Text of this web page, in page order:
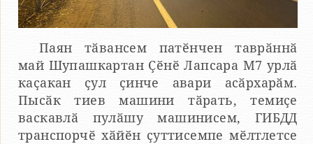
Паян тӑвансем патӗнчен таврӑннӑ
май Шупашкартан Ҫӗнӗ Лапсара М7 урлӑ
каҫакан ҫул ҫинче авари асӑрхарӑм.
Пысӑк тиев машини тӑрать, темиҫе
васкавлӑ пулӑшу машинисем, ГИБДД
транспорчӗ хӑйӗн ҫуттисемпе мӗлтлетсе